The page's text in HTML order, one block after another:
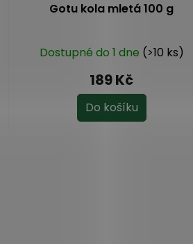
Gotu kola mletá 100 g
Dostupné do 1 dne (>10 ks)
189 Kč
Do košíku